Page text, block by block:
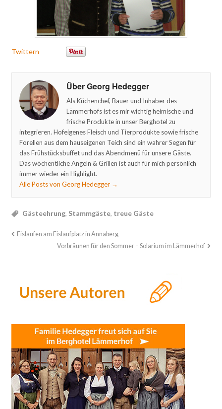
Twittern
Über Georg Hedegger
Als Küchenchef, Bauer und Inhaber des
Lämmerhofs ist es mir wichtig heimische und
frische Produkte in unser Berghotel zu
integrieren. Hofeigenes Fleisch und Tierprodukte sowie frische
Forellen aus dem hauseigenen Teich sind ein wahrer Segen für
das Frühstücksbuffet und das Abendmenü für unsere Gäste.
Das wöchentliche Angeln & Grillen ist auch für mich persönlich
immer wieder ein Highlight.
Alle Posts von Georg Hedegger →
Gästeehrung, Stammgäste, treue Gäste
Eislaufen am Eislaufplatz in Annaberg
Vorbräunen für den Sommer – Solarium im Lämmerhof